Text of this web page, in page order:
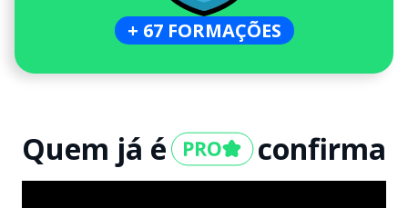
+ 67 FORMAÇÕES
Quem já é confirma